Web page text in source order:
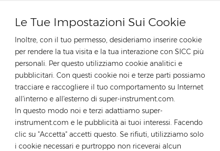
Le Tue Impostazioni Sui Cookie
Inoltre, con il tuo permesso, desideriamo inserire cookie
per rendere la tua visita e la tua interazione con SICC più
personali. Per questo utilizziamo cookie analitici e
pubblicitari. Con questi cookie noi e terze parti possiamo
tracciare e raccogliere il tuo comportamento su Internet
all'interno e all'esterno di super-instrument.com.
In questo modo noi e terzi adattiamo super-
instrument.com e le pubblicità ai tuoi interessi. Facendo
clic su "Accetta" accetti questo. Se rifiuti, utilizziamo solo
i cookie necessari e purtroppo non riceverai alcun